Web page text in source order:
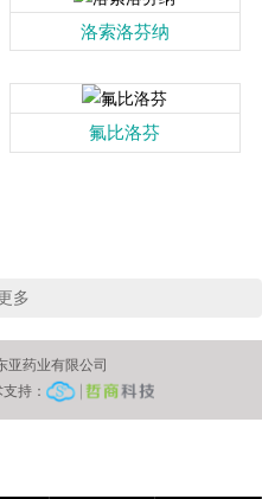
洛索洛芬纳
氟比洛芬
多
药业有限公司
持：